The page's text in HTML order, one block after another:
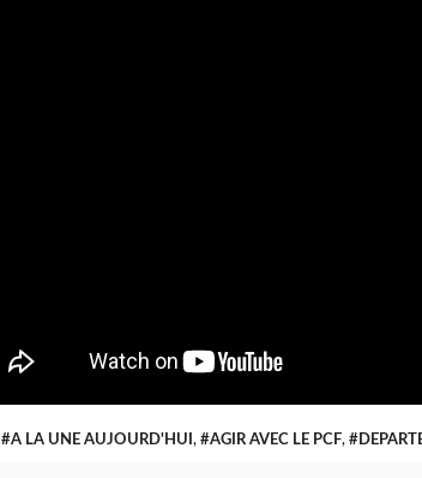
#A LA UNE AUJOURD'HUI , #AGIR AVEC LE PCF,